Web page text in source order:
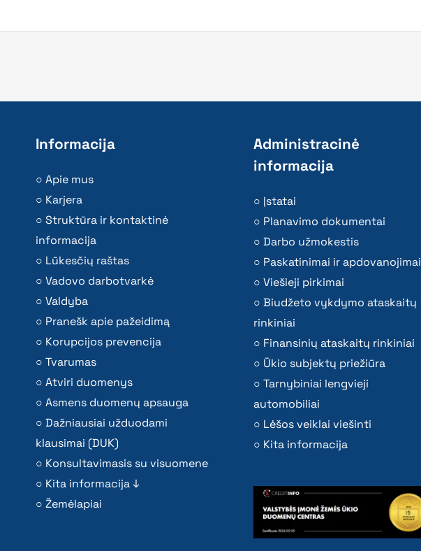
Informacija
Apie mus
Karjera
Struktūra ir kontaktinė
informacija
Lūkesčių raštas
Vadovo darbotvarkė
Valdyba
Pranešk apie pažeidimą
Korupcijos prevencija
Tvarumas
Atviri duomenys
Asmens duomenų apsauga
Dažniausiai užduodami
klausimai (DUK)
Konsultavimasis su visuomene
Kita informacija ↓
Žemėlapiai
Administracinė
informacija
Įstatai
Planavimo dokumentai
Darbo užmokestis
Paskatinimai ir apdovanojimai
Viešieji pirkimai
Biudžeto vykdymo ataskaitų
rinkiniai
Finansinių ataskaitų rinkiniai
Ūkio subjektų priežiūra
Tarnybiniai lengvieji
automobiliai
Lėšos veiklai viešinti
Kita informacija